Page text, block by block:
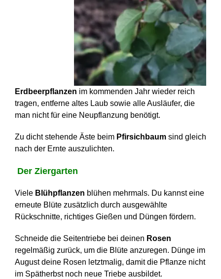
Erdbeerpflanzen im kommenden Jahr wieder reich
tragen, entferne altes Laub sowie alle Ausläufer, die
man nicht für eine Neupflanzung benötigt.
Zu dicht stehende Äste beim Pfirsichbaum sind gleich
nach der Ernte auszulichten.
Der Ziergarten
Viele Blühpflanzen blühen mehrmals. Du kannst eine
erneute Blüte zusätzlich durch ausgewählte
Rückschnitte, richtiges Gießen und Düngen fördern.
Schneide die Seitentriebe bei deinen Rosen
regelmäßig zurück, um die Blüte anzuregen. Dünge im
August deine Rosen letztmalig, damit die Pflanze nicht
im Spätherbst noch neue Triebe ausbildet.